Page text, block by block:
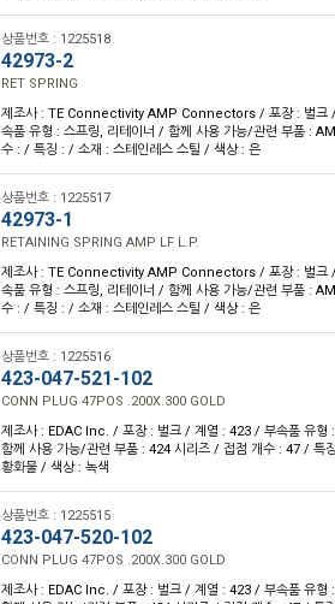
상품번호 : 1225518
42973-2
RET SPRING
제조사 : TE Connectivity AMP Connectors / 포장 : 벌크
속품 유형 : 스프링, 리테이너 / 함께 사용 가능/관련 부품 :
수 : / 특징 : / 소재 : 스테인레스 스틸 / 색상 : 은
상품번호 : 1225517
42973-1
RETAINING SPRING AMP LF L.P.
제조사 : TE Connectivity AMP Connectors / 포장 : 벌크
속품 유형 : 스프링, 리테이너 / 함께 사용 가능/관련 부품 :
수 : / 특징 : / 소재 : 스테인레스 스틸 / 색상 : 은
상품번호 : 1225516
423-047-521-102
CONN PLUG 47POS .200X.300 GOLD
제조사 : EDAC Inc. / 포장 : 벌크 / 계열 : 423 / 부속품 유형
함께 사용 가능/관련 부품 : 424 시리즈 / 접점 개수 : 47 / 특
황화물 / 색상 : 녹색
상품번호 : 1225515
423-047-520-102
CONN PLUG 47POS .200X.300 GOLD
제조사 : EDAC Inc. / 포장 : 벌크 / 계열 : 423 / 부속품 유형